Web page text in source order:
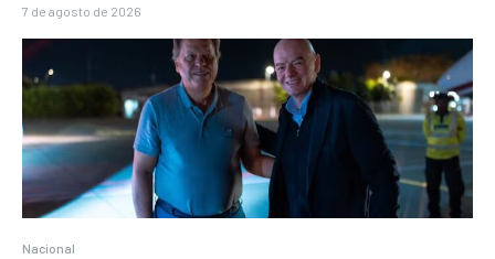
7 de agosto de 2026
Nacional